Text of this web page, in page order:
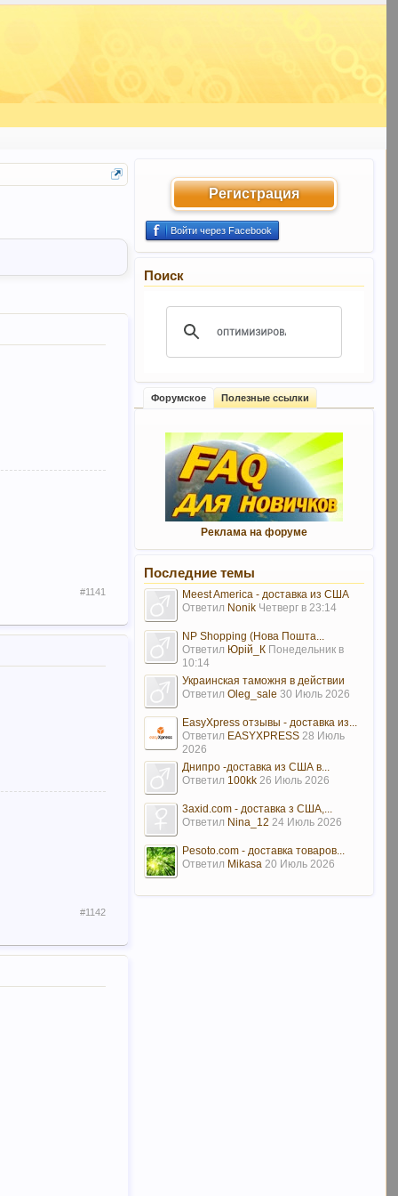
#1141
#1142
Регистрация
Войти через Facebook
Поиск
Форумское Полезные ссылки
Реклама на форуме
Последние темы
Meest America - доставка из США
Ответил Nonik Четверг в 23:14
NP Shopping (Нова Пошта...
Ответил Юрій_К Понедельник в
10:14
Украинская таможня в действии
Ответил Oleg_sale 30 Июль 2026
EasyXpress отзывы - доставка из...
Ответил EASYXPRESS 28 Июль
2026
Днипро -доставка из США в...
Ответил 100kk 26 Июль 2026
3axid.com - доставка з США,...
Ответил Nina_12 24 Июль 2026
Pesoto.com - доставка товаров...
Ответил Mikasa 20 Июль 2026